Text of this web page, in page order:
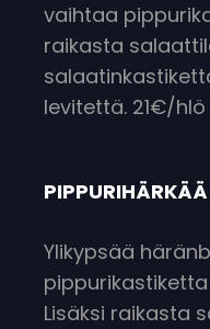
vaihtaa
raikasta
levitettä. 21€/hlö
PIPPURIHÄRKÄÄ
Ylikypsää
Lisäksi raikasta